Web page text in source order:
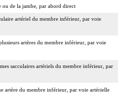
ou de la jambe, par abord direct
artériel du membre inférieur, par voie
artères du membre inférieur, par voie
sacculaires artériels du membre inférieur, par
artère du membre inférieur, par voie artérielle